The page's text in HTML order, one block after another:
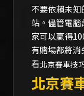
不要依賴未知
站。儘管電
家可以贏得
有賭場都將
看北京賽車技
北京賽